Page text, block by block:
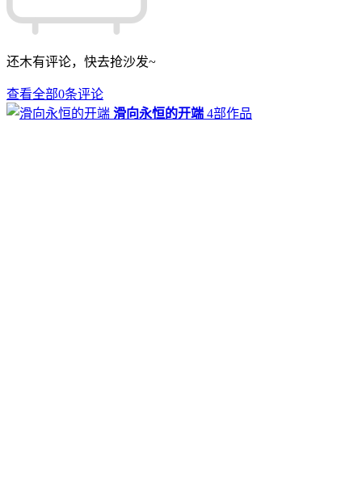
还木有评论，快去抢沙发~
查看全部0条评论
滑向永恒的开端 4部作品